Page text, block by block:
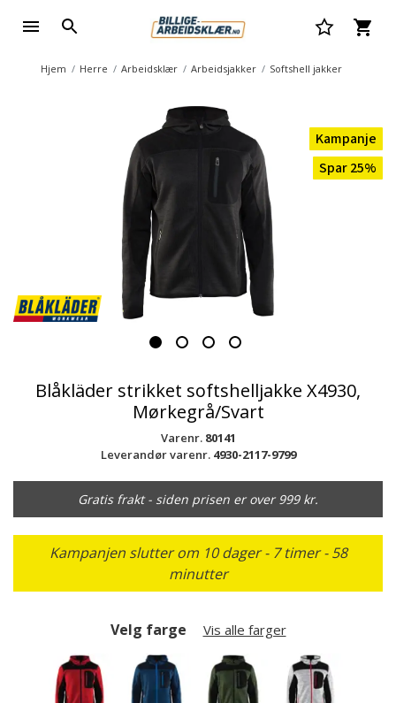
Hjem Herre Arbeidsklær Arbeidsjakker Softshell jakker
Kampanje
Spar 25%
Blåkläder strikket softshelljakke X4930,
Mørkegrå/Svart
Varenr. 80141
Leverandør varenr. 4930-2117-9799
Gratis frakt - siden prisen er over 999 kr.
Kampanjen slutter om 10 dager - 7 timer - 58
minutter
Velg farge Vis alle farger